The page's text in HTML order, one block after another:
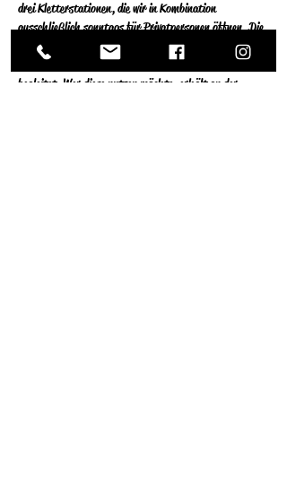
drei Kletterstationen, die wir in Kombination
ausschließlich sonntags für Privatpersonen öffnen. Die
Stationen an der Kletterwand und im
Indoorhochseilgarten werden von einem Klettertrainer
begleitet.  Wer diese nutzen  möchte, erhält an der